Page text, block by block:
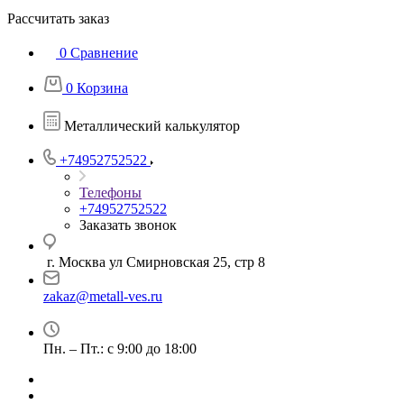
Рассчитать заказ
0 Сравнение
0 Корзина
Металлический калькулятор
+74952752522
Телефоны
+74952752522
Заказать звонок
г. Москва ул Смирновская 25, стр 8
zakaz@metall-ves.ru
Пн. – Пт.: с 9:00 до 18:00